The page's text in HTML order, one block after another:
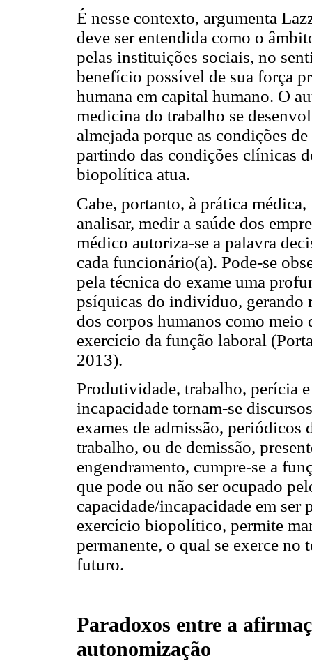
É nesse contexto, argumenta
deve ser entendida como o
pelas instituições sociais, no
benefício possível de sua força
humana em capital humano. O
medicina do trabalho se
almejada porque as condições
partindo das condições clínicas
biopolítica atua.
Cabe, portanto, à prática
analisar, medir a saúde dos
médico autoriza-se a palavra
cada funcionário(a). Pode-se
pela técnica do exame uma
psíquicas do indivíduo, gerando
dos corpos humanos como meio
exercício da função laboral
2013).
Produtividade, trabalho, perícia
incapacidade tornam-se
exames de admissão, periódicos
trabalho, ou de demissão,
engendramento, cumpre-se a
que pode ou não ser ocupado
capacidade/incapacidade em
exercício biopolítico, permite
permanente, o qual se exerce no
futuro.
Paradoxos entre a
autonomização